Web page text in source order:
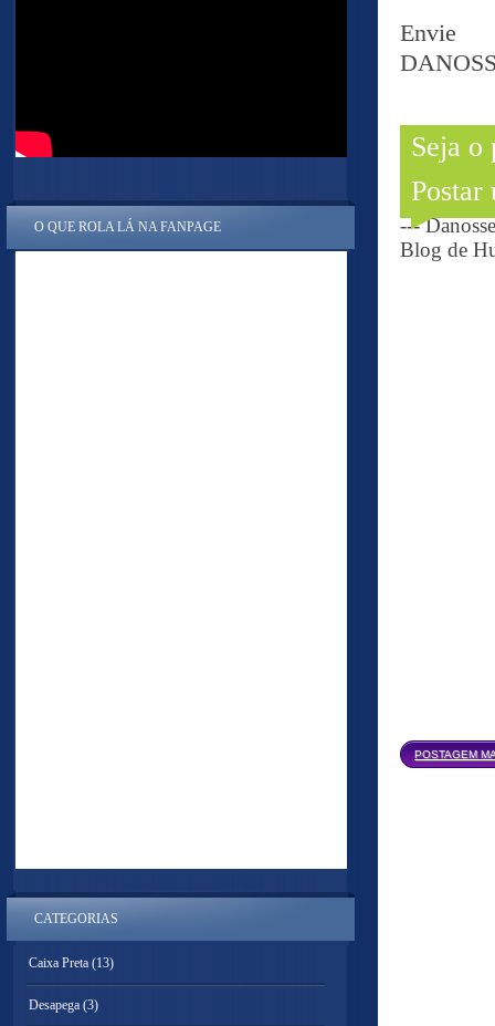
Seja o
Postar
---
Blog de
POSTAGEM
O QUE ROLA LÁ NA FANPAGE
CATEGORIAS
Caixa Preta (13)
Desapega (3)